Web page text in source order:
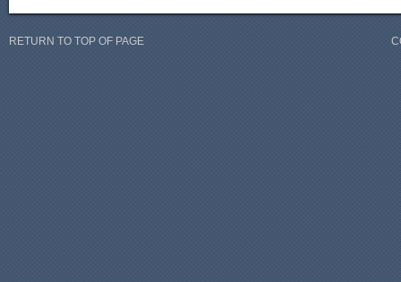
RETURN TO TOP OF PAGE